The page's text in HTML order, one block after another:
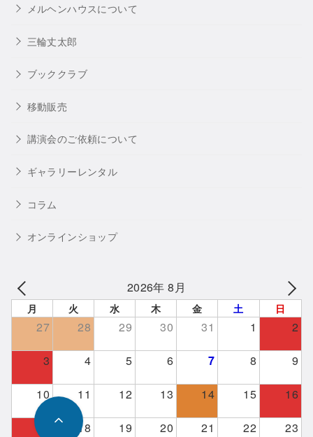
メルヘンハウスについて
三輪丈太郎
ブッククラブ
移動販売
講演会のご依頼について
ギャラリーレンタル
コラム
オンラインショップ
2026年 8月
月 火 水 木 金 土 日
27 28 29 30 31 1 2
3 4 5 6 7 8 9
10 11 12 13 14 15 16
17 18 19 20 21 22 23